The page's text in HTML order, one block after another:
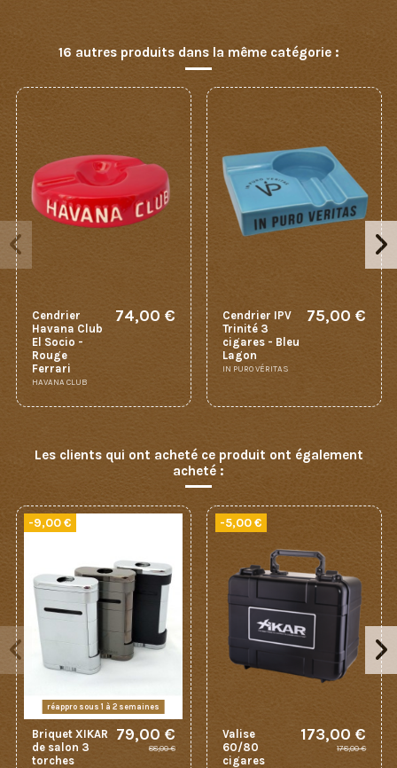
16 autres produits dans la même catégorie :
Cendrier
Havana Club
El Socio -
Rouge
Ferrari
HAVANA CLUB
74,00 €
Cendrier IPV
Trinité 3
cigares - Bleu
Lagon
IN PURO VÉRITAS
75,00 €
Les clients qui ont acheté ce produit ont également
acheté :
-9,00 €
réappro sous 1 à 2 semaines
Briquet XIKAR
de salon 3
torches
79,00 €
88,00 €
-5,00 €
Valise
60/80
cigares
173,00 €
178,00 €